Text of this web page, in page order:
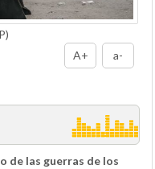
A+
a-
de las guerras de los